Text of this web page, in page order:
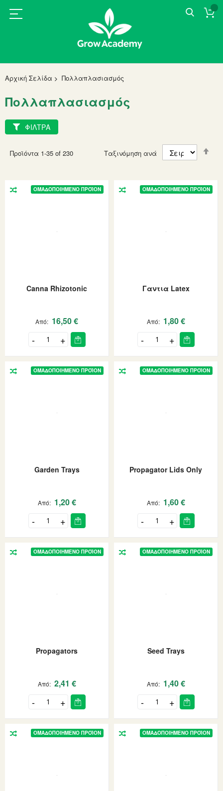
Αρχική Σελίδα Πολλαπλασιασμός
Πολλαπλασιασμός
Προϊόντα 1-35 of 230 Ταξινόμηση ανά
ΟΜΑΔΟΠΟΙΗΜΈΝΟ ΠΡΟΪΌΝ
Canna Rhizotonic
Από 16,50 €
ΟΜΑΔΟΠΟΙΗΜΈΝΟ ΠΡΟΪΌΝ
Γαντια Latex
Από 1,80 €
ΟΜΑΔΟΠΟΙΗΜΈΝΟ ΠΡΟΪΌΝ
Garden Trays
Από 1,20 €
ΟΜΑΔΟΠΟΙΗΜΈΝΟ ΠΡΟΪΌΝ
Propagator Lids Only
Από 1,60 €
ΟΜΑΔΟΠΟΙΗΜΈΝΟ ΠΡΟΪΌΝ
Propagators
Από 2,41 €
ΟΜΑΔΟΠΟΙΗΜΈΝΟ ΠΡΟΪΌΝ
Seed Trays
Από 1,40 €
ΟΜΑΔΟΠΟΙΗΜΈΝΟ ΠΡΟΪΌΝ ΟΜΑΔΟΠΟΙΗΜΈΝΟ ΠΡΟΪΌΝ
ΦΙΛΤΡΑ